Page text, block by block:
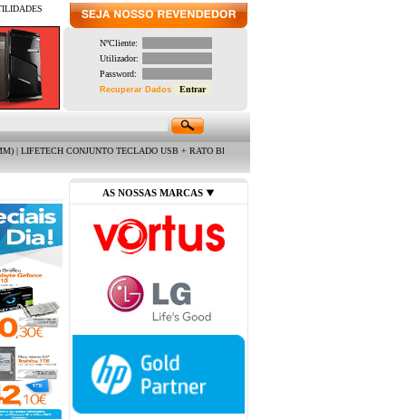
NºCliente:
Utilizador:
Password:
Recuperar Dados
TECLADO USB + RATO BLACK USB C/ CABO 2MTS | TOOQ CAIXA M.ATX C/
AS NOSSAS MARCAS